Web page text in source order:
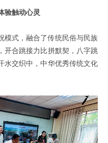
验触动心灵
模式，融合了传统民俗与民族
开合跳接力比拼默契，八字跳
交织中，中华优秀传统文化